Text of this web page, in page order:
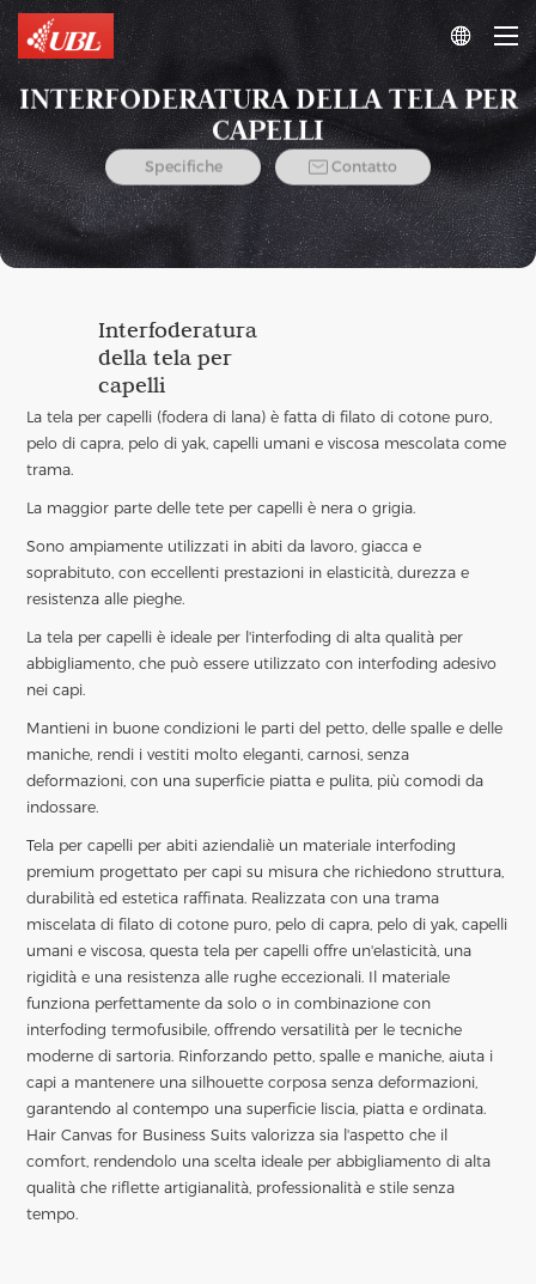

INTERFODERATURA DELLA TELA PER
CAPELLI
Specifiche  Contatto
Interfoderatura
della tela per
capelli
La tela per capelli (fodera di lana) è fatta di filato di cotone puro,
pelo di capra, pelo di yak, capelli umani e viscosa mescolata come
trama.
La maggior parte delle tete per capelli è nera o grigia.
Sono ampiamente utilizzati in abiti da lavoro, giacca e
soprabituto, con eccellenti prestazioni in elasticità, durezza e
resistenza alle pieghe.
La tela per capelli è ideale per l'interfoding di alta qualità per
abbigliamento, che può essere utilizzato con interfoding adesivo
nei capi.
Mantieni in buone condizioni le parti del petto, delle spalle e delle
maniche, rendi i vestiti molto eleganti, carnosi, senza
deformazioni, con una superficie piatta e pulita, più comodi da
indossare.
Tela per capelli per abiti aziendaliè un materiale interfoding
premium progettato per capi su misura che richiedono struttura,
durabilità ed estetica raffinata. Realizzata con una trama
miscelata di filato di cotone puro, pelo di capra, pelo di yak, capelli
umani e viscosa, questa tela per capelli offre un'elasticità, una
rigidità e una resistenza alle rughe eccezionali. Il materiale
funziona perfettamente da solo o in combinazione con
interfoding termofusibile, offrendo versatilità per le tecniche
moderne di sartoria. Rinforzando petto, spalle e maniche, aiuta i
capi a mantenere una silhouette corposa senza deformazioni,
garantendo al contempo una superficie liscia, piatta e ordinata.
Hair Canvas for Business Suits valorizza sia l'aspetto che il
comfort, rendendolo una scelta ideale per abbigliamento di alta
qualità che riflette artigianalità, professionalità e stile senza
tempo.